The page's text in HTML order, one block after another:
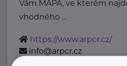
Vám MAPA, ve kterém
vhodného ...
https://www.arpcr.cz/
info@arpcr.cz